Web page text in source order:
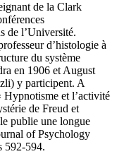
de la Clark
de l’Université.
d’histologie à
du système
en 1906 et August
y participent. A
Hypnotisme et l’activité
de Freud et
publie une longue
of Psychology
592-594.